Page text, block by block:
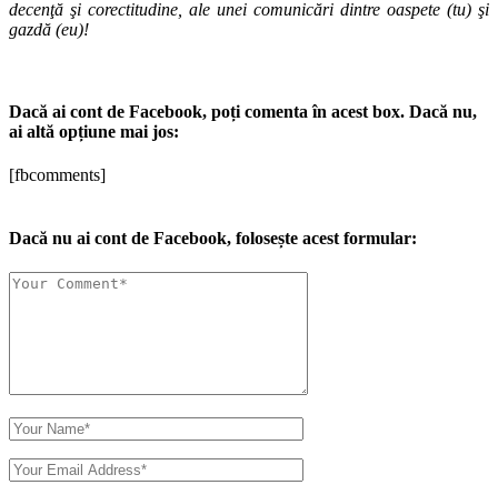
decenţă şi corectitudine, ale unei comunicări dintre oaspete (tu) şi
gazdă (eu)!
Dacă ai cont de Facebook, poți comenta în acest box. Dacă nu,
ai altă opțiune mai jos:
[fbcomments]
Dacă nu ai cont de Facebook, folosește acest formular: